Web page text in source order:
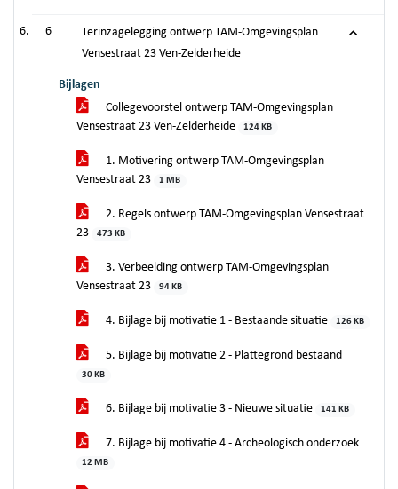
6
Terinzagelegging ontwerp TAM-Omgevingsplan
Vensestraat 23 Ven-Zelderheide
Bijlagen
Collegevoorstel ontwerp TAM-Omgevingsplan
Vensestraat 23 Ven-Zelderheide
124 KB
1. Motivering ontwerp TAM-Omgevingsplan
Vensestraat 23
1 MB
2. Regels ontwerp TAM-Omgevingsplan Vensestraat
23
473 KB
3. Verbeelding ontwerp TAM-Omgevingsplan
Vensestraat 23
94 KB
4. Bijlage bij motivatie 1 - Bestaande situatie 126 KB
5. Bijlage bij motivatie 2 - Plattegrond bestaand
30 KB
6. Bijlage bij motivatie 3 - Nieuwe situatie 141 KB
7. Bijlage bij motivatie 4 - Archeologisch onderzoek
12 MB